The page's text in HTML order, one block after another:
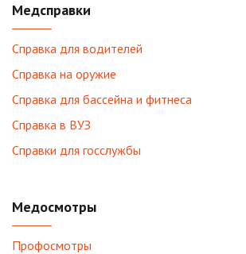
Медсправки
Справка для водителей
Справка на оружие
Справка для бассейна и фитнеса
Справка в ВУЗ
Справки для госслужбы
Медосмотры
Профосмотры